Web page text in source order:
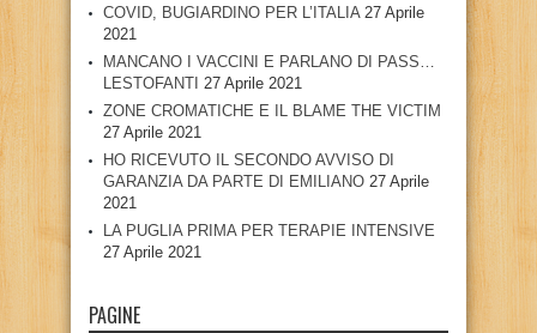
COVID, BUGIARDINO PER L’ITALIA 27 Aprile
2021
MANCANO I VACCINI E PARLANO DI PASS…
LESTOFANTI 27 Aprile 2021
ZONE CROMATICHE E IL BLAME THE VICTIM
27 Aprile 2021
HO RICEVUTO IL SECONDO AVVISO DI
GARANZIA DA PARTE DI EMILIANO 27 Aprile
2021
LA PUGLIA PRIMA PER TERAPIE INTENSIVE
27 Aprile 2021
PAGINE